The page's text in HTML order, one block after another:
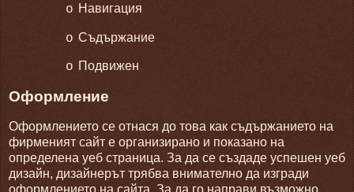
o Навигация
o Съдържание
o Подвижен
Оформление
Оформлението се отнася до това как съдържанието на
фирменият сайт е организирано и показано на
определена уеб страница. За да се създаде успешен уеб
дизайн, дизайнерът трябва внимателно да изгради